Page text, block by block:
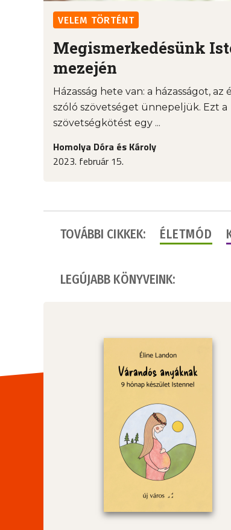
VELEM TÖRTÉNT
Megismerkedésünk
mezején
Házasság hete van: a házasságot, az
szóló szövetséget ünnepeljük. Ezt a
szövetségkötést egy ...
Homolya Dóra és Károly
2023. február 15.
TOVÁBBI CIKKEK: ÉLETMÓD
LEGÚJABB KÖNYVEINK: